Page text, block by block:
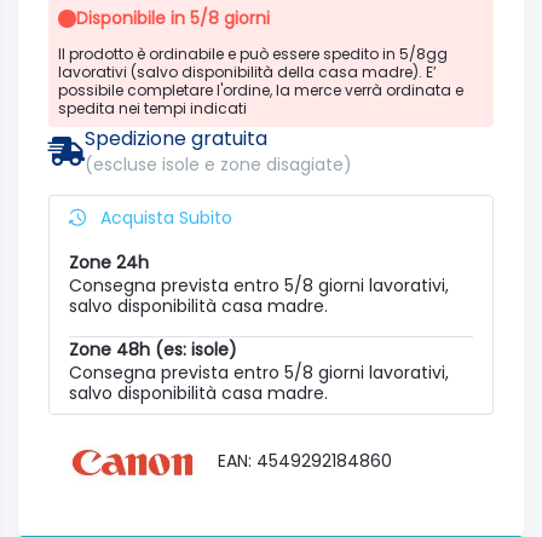
Disponibile in 5/8 giorni
Il prodotto è ordinabile e può essere spedito in 5/8gg
lavorativi (salvo disponibilità della casa madre). E’
possibile completare l'ordine, la merce verrà ordinata e
spedita nei tempi indicati
Spedizione gratuita
(escluse isole e zone disagiate)
Acquista Subito
Zone 24h
Consegna prevista entro 5/8 giorni lavorativi,
salvo disponibilità casa madre.
Zone 48h (es: isole)
Consegna prevista entro 5/8 giorni lavorativi,
salvo disponibilità casa madre.
EAN: 4549292184860